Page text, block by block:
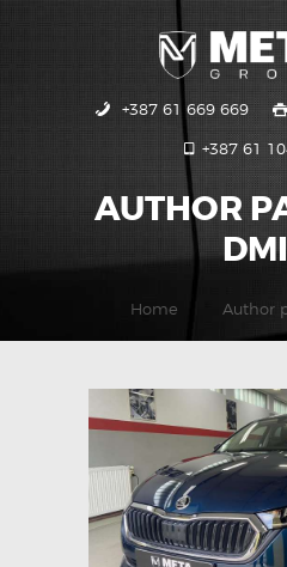
+387 61 669 669
+387 61
AUTHOR
Home Author
POČETNA
USLUGE
GALERIJA
KONTAKT